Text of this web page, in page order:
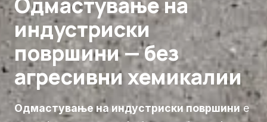
индустриски
површини — без
агресивни хемикалии
Одмастување на индустриски површиние